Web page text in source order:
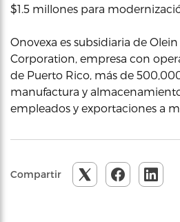
$1.5 millones para
Onovexa es subsidiaria de
Corporation, empresa con
de Puerto Rico, más de
manufactura y
empleados y exportaciones a
Compartir